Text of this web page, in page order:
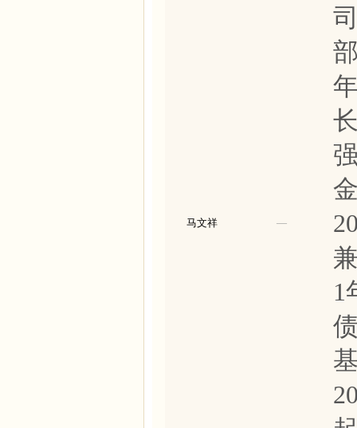
马文祥 —
1